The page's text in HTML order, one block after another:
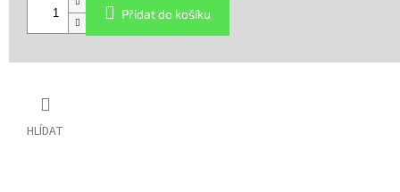
HLÍDAT
Přidat do košíku